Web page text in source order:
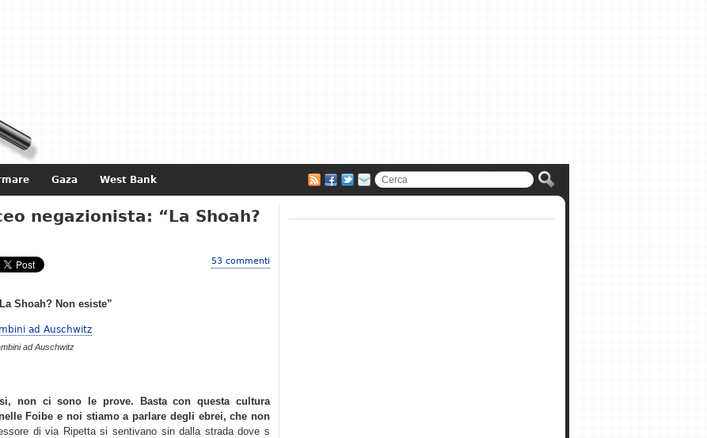
Gaza West Bank
negazionista: “La Shoah?
53 commenti
Shoah? Non esiste”
ad Auschwitz
non ci sono le prove. Basta con questa cultura
Foibe e noi stiamo a parlare degli ebrei, che non
di via Ripetta si sentivano sin dalla strada dove s